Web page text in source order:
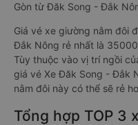
Gòn từ Đăk Song - Đắk
Giá vé xe giường nằm đôi
Đắk Nông rẻ nhất là
Tùy thuộc vào vị trí ngồi
giá vé Xe Đăk Song - Đắk
nằm đôi này có thể sẽ rẻ
Tổng hợp TOP 3